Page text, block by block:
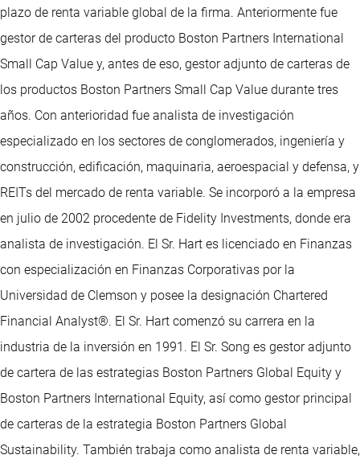
plazo de renta variable global de la firma. Anteriormente fue
gestor de carteras del producto Boston Partners International
Small Cap Value y, antes de eso, gestor adjunto de carteras de
los productos Boston Partners Small Cap Value durante tres
años. Con anterioridad fue analista de investigación
especializado en los sectores de conglomerados, ingeniería y
construcción, edificación, maquinaria, aeroespacial y defensa, y
REITs del mercado de renta variable. Se incorporó a la empresa
en julio de 2002 procedente de Fidelity Investments, donde era
analista de investigación. El Sr. Hart es licenciado en Finanzas
con especialización en Finanzas Corporativas por la
Universidad de Clemson y posee la designación Chartered
Financial Analyst®. El Sr. Hart comenzó su carrera en la
industria de la inversión en 1991. El Sr. Song es gestor adjunto
de cartera de las estrategias Boston Partners Global Equity y
Boston Partners International Equity, así como gestor principal
de carteras de la estrategia Boston Partners Global
Sustainability. También trabaja como analista de renta variable,